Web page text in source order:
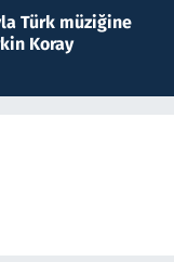
Türk müziğine
Koray